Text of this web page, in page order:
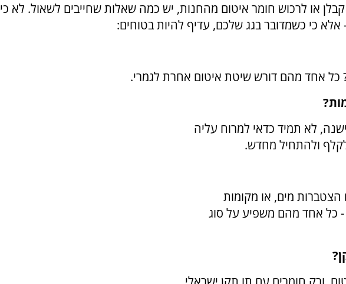
או לרכוש חומר איטום מהחנות, יש כמה שאלות שחייבים לשאול. לא כי
כי כשמדובר בגג שלכם, עדיף להיות בטוחים:
כל אחד מהם דורש שיטת איטום אחרת לגמרי.
?
לא תמיד כדאי למרוח עליה
ולהתחיל מחדש.
הצטברות מים, או מקומות
כל אחד מהם משפיע על סוג
?